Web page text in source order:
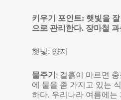
키우기 포인트: 햇빛을
으로 관리한다. 장마철
햇빛: 양지
물주기 : 겉흙이 마르면
에 물을 좀 가지고 있는
하다. 우리나라 여름에는